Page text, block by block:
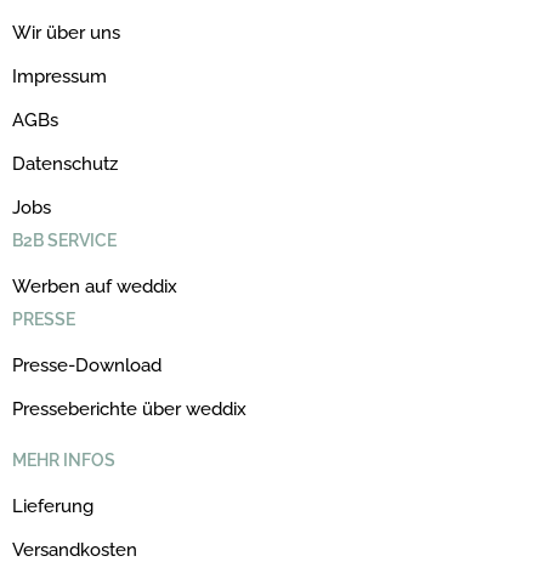
Wir über uns
Impressum
AGBs
Datenschutz
Jobs
B2B SERVICE
Werben auf weddix
PRESSE
Presse-Download
Presseberichte über weddix
MEHR INFOS
Lieferung
Versandkosten